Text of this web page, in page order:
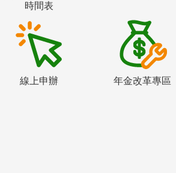
時間表
線上申辦 年金改革專區